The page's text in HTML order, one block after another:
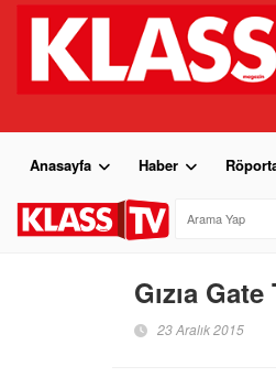
Anasayfa Haber
Gızıa
23 Aralık 2015